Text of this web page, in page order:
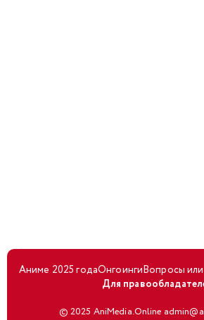
Аниме 2025 годаОнгоингиВопросы
Для
© 2025 AniMedia.Online